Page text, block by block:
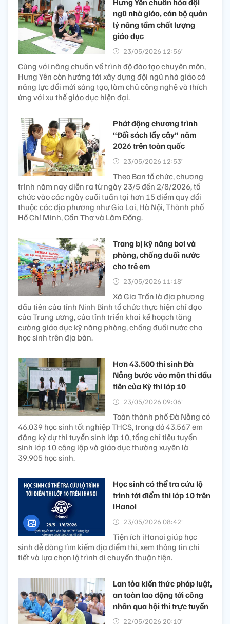
ngũ nhà giáo, cán bộ quản
lý nâng tầm chất lượng
giáo dục
23/05/2026 12:56’
Cùng với nâng chuẩn về trình độ đào tạo chuyên môn,
Hưng Yên còn hướng tới xây dựng đội ngũ nhà giáo có
năng lực đổi mới sáng tạo, làm chủ công nghệ và thích
ứng với xu thế giáo dục hiện đại.
Phát động chương trình
“Đổi sách lấy cây” năm
2026 trên toàn quốc
23/05/2026 12:53’
Theo Ban tổ chức, chương
trình năm nay diễn ra từ ngày 23/5 đến 2/8/2026, tổ
chức vào các ngày cuối tuần tại hơn 15 điểm quy đổi
thuộc các địa phương như Gia Lai, Hà Nội, Thành phố
Hồ Chí Minh, Cần Thơ và Lâm Đồng.
Trang bị kỹ năng bơi và
phòng, chống đuối nước
cho trẻ em
23/05/2026 11:18’
Xã Gia Trấn là địa phương
đầu tiên của tỉnh Ninh Bình tổ chức thực hiện chỉ đạo
của Trung ương, của tỉnh triển khai kế hoạch tăng
cường giáo dục kỹ năng phòng, chống đuối nước cho
học sinh trên địa bàn.
Hơn 43.500 thí sinh Đà
Nẵng bước vào môn thi đầu
tiên của Kỳ thi lớp 10
23/05/2026 09:06’
Toàn thành phố Đà Nẵng có
46.039 học sinh tốt nghiệp THCS, trong đó 43.567 em
đăng ký dự thi tuyển sinh lớp 10, tổng chỉ tiêu tuyển
sinh lớp 10 công lập và giáo dục thường xuyên là
39.905 học sinh.
Học sinh có thể tra cứu lộ
trình tới điểm thi lớp 10 trên
iHanoi
23/05/2026 08:42’
Tiện ích iHanoi giúp học
sinh dễ dàng tìm kiếm địa điểm thi, xem thông tin chi
tiết và lựa chọn lộ trình di chuyển thuận tiện.
Lan tỏa kiến thức pháp luật,
an toàn lao động tới công
nhân qua hội thi trực tuyến
22/05/2026 20:10’